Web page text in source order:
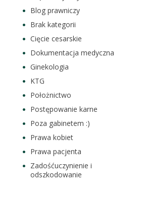
Blog prawniczy
Brak kategorii
Cięcie cesarskie
Dokumentacja medyczna
Ginekologia
KTG
Położnictwo
Postępowanie karne
Poza gabinetem :)
Prawa kobiet
Prawa pacjenta
Zadośćuczynienie i
odszkodowanie